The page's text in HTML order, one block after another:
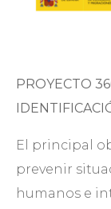
PROYECTO
El principal
prevenir
humanos e